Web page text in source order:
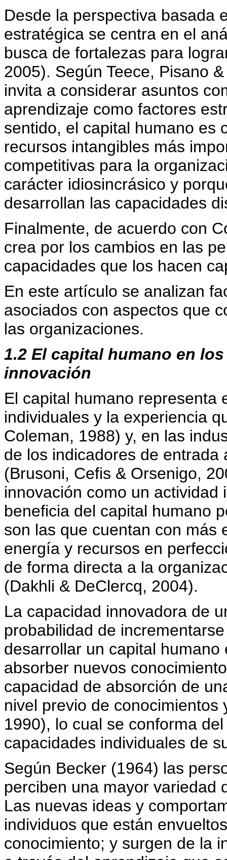
Desde la perspectiva basada
estratégica se centra en el
busca de fortalezas para
2005). Según Teece, Pisano
invita a considerar asuntos
aprendizaje como factores
sentido, el capital humano es
recursos intangibles más
competitivas para la
carácter idiosincrásico y
desarrollan las capacidades
Finalmente, de acuerdo con
crea por los cambios en las
capacidades que los hacen
En este artículo se analizan
asociados con aspectos que
las organizaciones.
1.2 El capital humano en
innovación
El capital humano representa
individuales y la experiencia
Coleman, 1988) y, en las
de los indicadores de
(Brusoni, Cefis & Orsenigo,
innovación como un
beneficia del capital humano
son las que cuentan con más
energía y recursos en
de forma directa a la
(Dakhli & DeClercq, 2004).
La capacidad innovadora de
probabilidad de
desarrollar un capital
absorber nuevos
capacidad de absorción de
nivel previo de
1990), lo cual se conforma
capacidades individuales de
Según Becker (1964) las
perciben una mayor variedad
Las nuevas ideas y
individuos que están
conocimiento; y surgen de la